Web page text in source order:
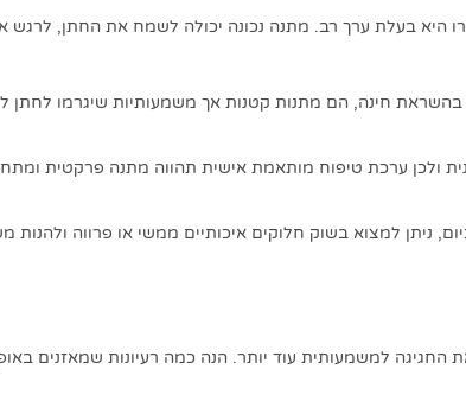
בעלת ערך רב. מתנה נכונה יכולה לשמח את החתן, לרגש
חינה, הם מתנות קטנות אך משמעותיות שיגרמו לחתן
ולכן ערכת טיפוח מותאמת אישית תהווה מתנה פרקטית
ניתן למצוא בשוק חלוקים איכותיים ממשי או פרווה ולהנות
למשמעותית עוד יותר. הנה כמה רעיונות שמאזנים